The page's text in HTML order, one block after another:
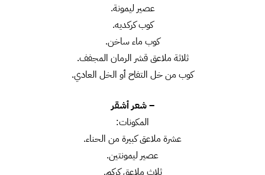
عصير ليمونة.
كوب كركديه.
كوب ماء ساخن.
ثلاثة ملاعق قشر الرمان المجفف.
كوب من خل التفاح أو الخل العادي.
– شعر أشقر
المكونات:
عشرة ملاعق كبيرة من الحناء.
عصير ليمونتين.
ثلاث ملاعق كركم.